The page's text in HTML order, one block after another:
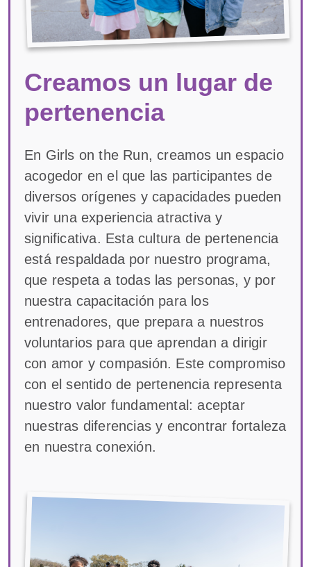
Creamos un lugar de
pertenencia
En Girls on the Run, creamos un espacio
acogedor en el que las participantes de
diversos orígenes y capacidades pueden
vivir una experiencia atractiva y
significativa. Esta cultura de pertenencia
está respaldada por nuestro programa,
que respeta a todas las personas, y por
nuestra capacitación para los
entrenadores, que prepara a nuestros
voluntarios para que aprendan a dirigir
con amor y compasión. Este compromiso
con el sentido de pertenencia representa
nuestro valor fundamental: aceptar
nuestras diferencias y encontrar fortaleza
en nuestra conexión.